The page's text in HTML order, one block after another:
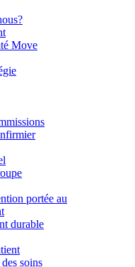
Move
portée au
durable
soins